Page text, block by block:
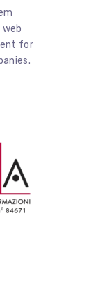
for